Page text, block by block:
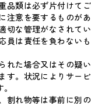
品類は必ず片付けてご
注意を要するものがあ
切な管理がなされてい
員は責任を負わないも
れた場合又はその疑い
す。状況によりサービ
割れ物等は事前に別の